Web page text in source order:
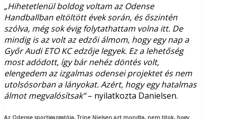
„Hihetetlenül boldog voltam az Odense
Handballban eltöltött évek során, és őszintén
szólva, még sok évig folytathattam volna itt. De
mindig is az volt az edzői álmom, hogy egy nap a
Győr Audi ETO KC edzője legyek. Ez a lehetőség
most adódott, így bár nehéz döntés volt,
elengedem az izgalmas odensei projektet és nem
utolsósorban a lányokat. Azért, hogy egy hatalmas
álmot megvalósítsak”– nyilatkozta Danielsen.